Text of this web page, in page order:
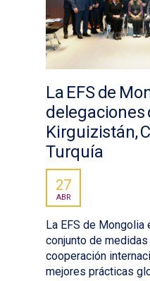
La EFS de
delegaciones
Kirguizistán,
Turquía
27
ABR
La EFS de Mongolia
conjunto de
cooperación
mejores prácticas